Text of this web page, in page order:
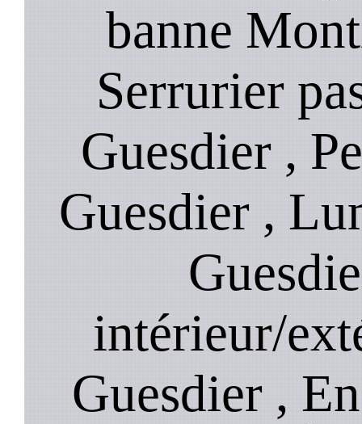
banne
Serrurier
Guesdier ,
Guesdier ,
intérieur/
Guesdier ,